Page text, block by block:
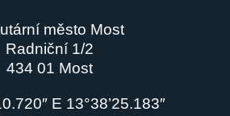
město Most
Radniční 1/2
434 01 Most
E 13°38’25.183″